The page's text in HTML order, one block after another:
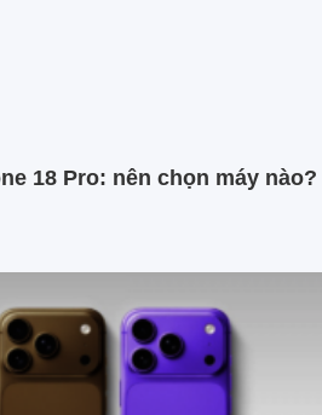
18 Pro: nên chọn máy nào?